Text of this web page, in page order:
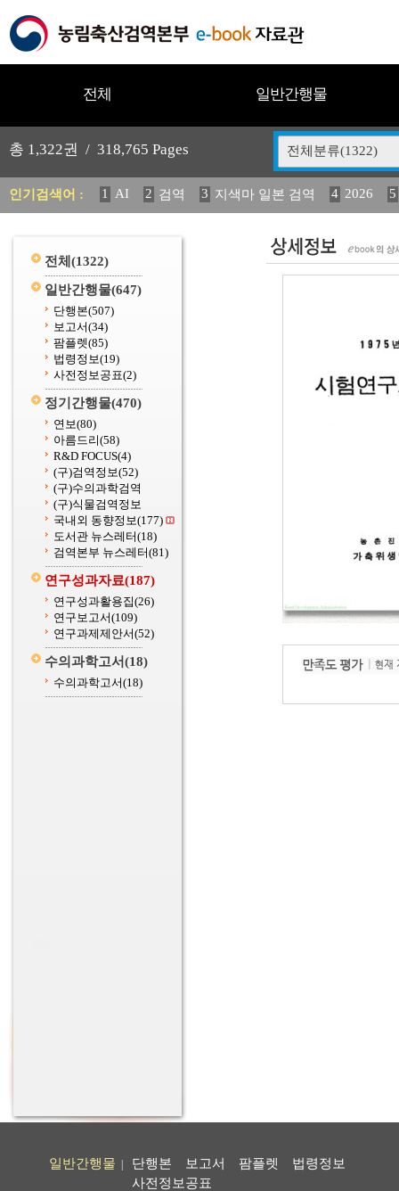
전체 일반간행물
총 1,322권 / 318,765 Pages 전체분류(1322)
인기검색어 : 1 AI 2 검역 3 지색마 일본 검역 4 2026
5
11 2025 12 중독성 식물 도감 13 媛 異 14
전체 (1322)
일반간행물(647)
단행본(507)
보고서(34)
팜플렛(85)
법령정보(19)
사전정보공표(2)
정기간행물(470)
연보(80)
아름드리(58)
R&D FOCUS(4)
(구)검역정보(52)
(구)수의과학검역
(구)식물검역정보
국내외 동향정보(177)
도서관 뉴스레터(18)
검역본부 뉴스레터(81)
연구성과자료(187)
연구성과활용집(26)
연구보고서(109)
연구과제제안서(52)
수의과학고서(18)
수의과학고서(18)
일반간행물 단행본 보고서 팜플렛
법령정보
사전정보공표